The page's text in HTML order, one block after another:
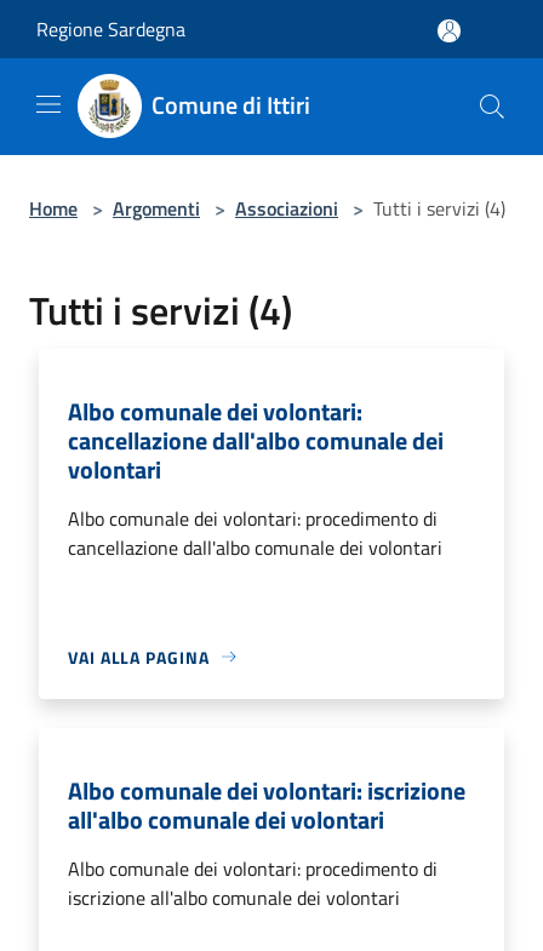
Regione Sardegna
Comune di Ittiri
Home > Argomenti > Associazioni > Tutti i servizi (4)
Tutti i servizi (4)
Albo comunale dei volontari:
cancellazione dall'albo comunale dei
volontari
Albo comunale dei volontari: procedimento di
cancellazione dall'albo comunale dei volontari
VAI ALLA PAGINA
Albo comunale dei volontari: iscrizione
all'albo comunale dei volontari
Albo comunale dei volontari: procedimento di
iscrizione all'albo comunale dei volontari